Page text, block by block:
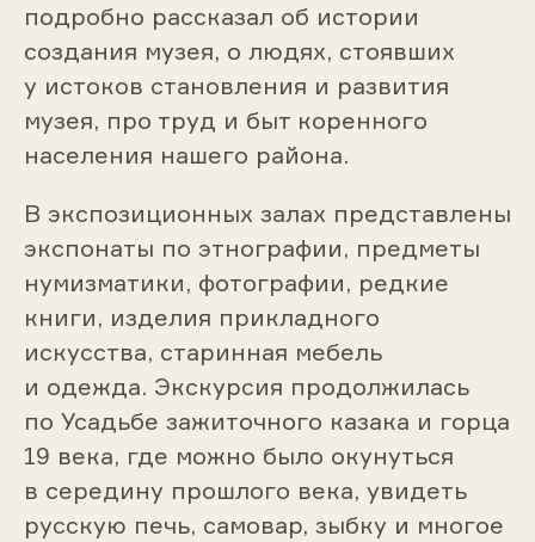
подробно рассказал об истории
создания музея, о людях, стоявших
у истоков становления и развития
музея, про труд и быт коренного
населения нашего района.
В экспозиционных залах представлены
экспонаты по этнографии, предметы
нумизматики, фотографии, редкие
книги, изделия прикладного
искусства, старинная мебель
и одежда. Экскурсия продолжилась
по Усадьбе зажиточного казака и горца
19 века, где можно было окунуться
в середину прошлого века, увидеть
русскую печь, самовар, зыбку и многое